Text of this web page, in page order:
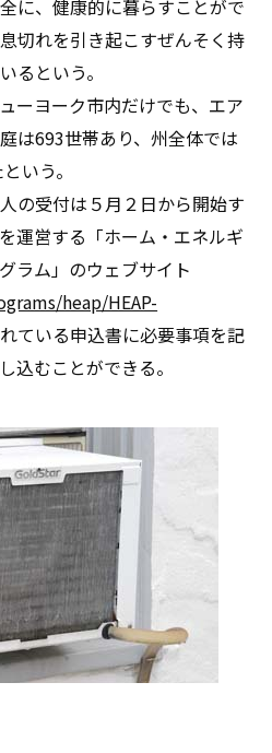
に、健康的に暮らすことがで
切れを引き起こすぜんそく持
るという。
ーヨーク市内だけでも、エア
は693世帯あり、州全体では
いう。
の受付は５月２日から開始す
運営する「ホーム・エネルギ
ラム」のウェブサイト
heap/HEAP-
ている申込書に必要事項を記
込むことができる。